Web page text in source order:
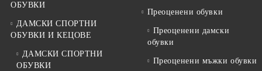
ОБУВКИ
ДАМСКИ СПОРТНИ
ОБУВКИ И КЕЦОВЕ
ДАМСКИ СПОРТНИ
ОБУВКИ
Преоценени обувки
Преоценени дамски
обувки
Преоценени мъжки обувки